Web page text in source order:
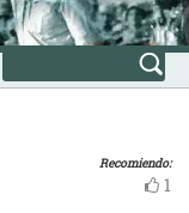
Recomiendo:
1